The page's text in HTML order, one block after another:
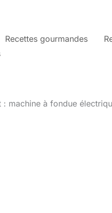
Recettes gourmandes
: machine à fondue